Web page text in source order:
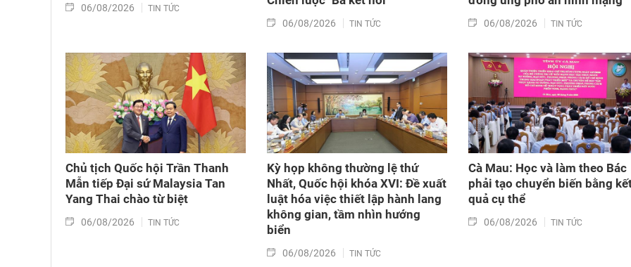
06/08/2026 TIN TỨC
06/08/2026 TIN TỨC 06/08/2026 TIN TỨC
Chủ tịch Quốc hội Trần Thanh
Mẫn tiếp Đại sứ Malaysia Tan
Yang Thai chào từ biệt
06/08/2026 TIN TỨC
Kỳ họp không thường lệ thứ
Nhất, Quốc hội khóa XVI: Đề xuất
luật hóa việc thiết lập hành lang
không gian, tầm nhìn hướng
biển
06/08/2026 TIN TỨC
Cà Mau: Học và làm theo Bác
phải tạo chuyển biến bằng
quả cụ thể
06/08/2026 TIN TỨC